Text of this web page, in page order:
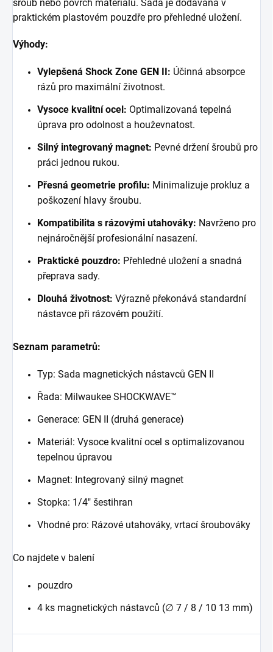
šroub nebo povrch materiálu. Sada je dodávána v
praktickém plastovém pouzdře pro přehledné uložení.
Výhody:
Vylepšená Shock Zone GEN II: Účinná absorpce
rázů pro maximální životnost.
Vysoce kvalitní ocel: Optimalizovaná tepelná
úprava pro odolnost a houževnatost.
Silný integrovaný magnet: Pevné držení šroubů pro
práci jednou rukou.
Přesná geometrie profilu: Minimalizuje prokluz a
poškození hlavy šroubu.
Kompatibilita s rázovými utahováky: Navrženo pro
nejnáročnější profesionální nasazení.
Praktické pouzdro: Přehledné uložení a snadná
přeprava sady.
Dlouhá životnost: Výrazně překonává standardní
nástavce při rázovém použití.
Seznam parametrů:
Typ: Sada magnetických nástavců GEN II
Řada: Milwaukee SHOCKWAVE™
Generace: GEN II (druhá generace)
Materiál: Vysoce kvalitní ocel s optimalizovanou
tepelnou úpravou
Magnet: Integrovaný silný magnet
Stopka: 1/4" šestihran
Vhodné pro: Rázové utahováky, vrtací šroubováky
Co najdete v balení
pouzdro
4 ks magnetických nástavců (∅ 7 / 8 / 10 13 mm)